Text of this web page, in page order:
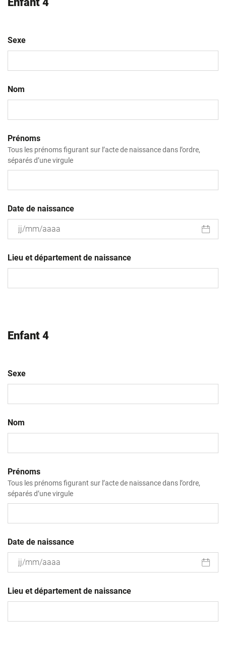
Sexe
Nom
Prénoms
Tous les prénoms figurant sur l’acte de naissance dans l’ordre,
séparés d’une virgule
Date de naissance
slash
MM
Lieu et département de naissance
Enfant 4
Sexe
Nom
Prénoms
Tous les prénoms figurant sur l’acte de naissance dans l’ordre,
séparés d’une virgule
Date de naissance
slash
MM
Lieu et département de naissance